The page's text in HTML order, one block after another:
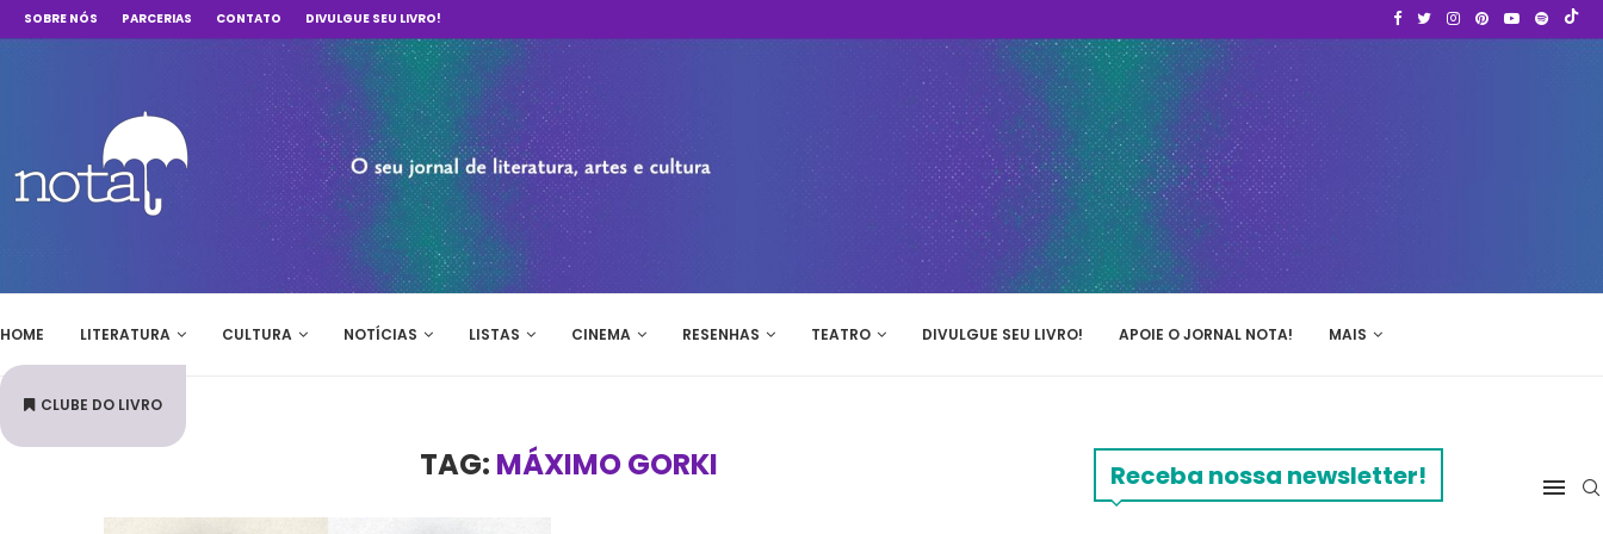
SOBRE NÓS PARCERIAS CONTATO DIVULGUE SEU LIVRO!
HOME LITERATURA CULTURA NOTÍCIAS LISTAS CINEMA RESENHAS TEATRO DIVULGUE SEU LIVRO! APOIE O JORNAL NOTA! MAIS
CLUBE DO LIVRO
TAG: MÁXIMO GORKI Receba nossa newsletter!